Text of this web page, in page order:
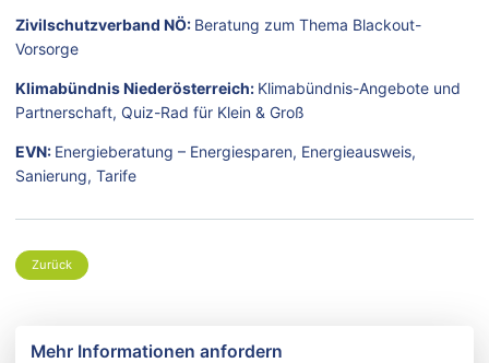
Zivilschutzverband NÖ: Beratung zum Thema Blackout-
Vorsorge
Klimabündnis Niederösterreich: Klimabündnis-Angebote und
Partnerschaft, Quiz-Rad für Klein & Groß
EVN: Energieberatung – Energiesparen, Energieausweis,
Sanierung, Tarife
Zurück
Mehr Informationen anfordern